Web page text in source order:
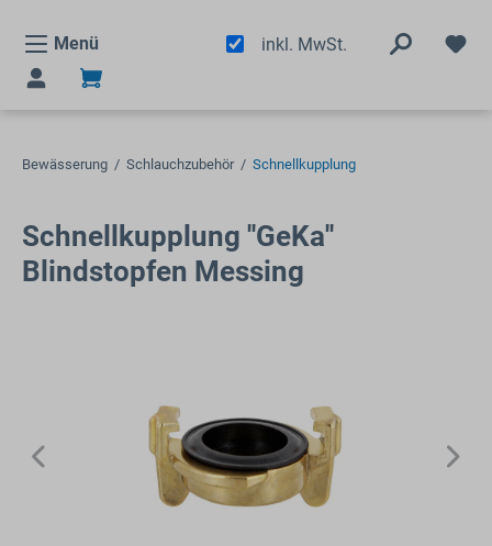
Menü
inkl. MwSt.
Bewässerung / Schlauchzubehör / Schnellkupplung
Schnellkupplung ''GeKa''
Blindstopfen Messing